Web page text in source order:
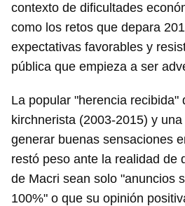
contexto de dificultades
como los retos que depara
expectativas favorables y
pública que empieza a ser
La popular "herencia recibida"
kirchnerista (2003-2015) y
generar buenas sensaciones
restó peso ante la realidad de
de Macri sean solo "anuncios
100%" o que su opinión